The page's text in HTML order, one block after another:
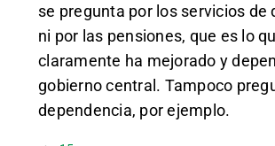
se pregunta por los servicios de
ni por las pensiones, que es lo
claramente ha mejorado y
gobierno central. Tampoco
dependencia, por ejemplo.